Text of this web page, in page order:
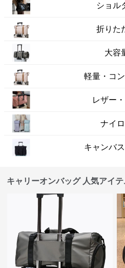
ショル
折りた
大容
軽量・コ
レザー
ナイ
キャンバ
キャリーオンバッグ 人気アイテ